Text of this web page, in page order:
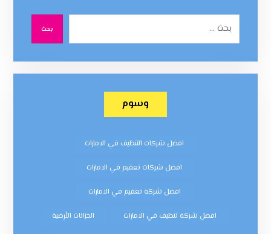
بحث
وسوم
افضل شركات التنظيف في الامارات
افضل شركات تعقيم في الامارات
افضل شركة تعقيم في الامارات
افضل شركة تنظيف في الامارات الخزانات الأرضية